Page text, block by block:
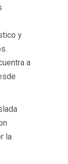
y
a
la